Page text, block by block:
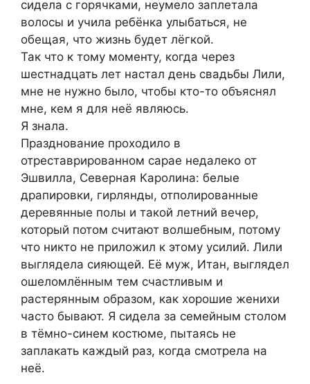
сидела с горячками, неумело заплетала
волосы и учила ребёнка улыбаться, не
обещая, что жизнь будет лёгкой.
Так что к тому моменту, когда через
шестнадцать лет настал день свадьбы Лили,
мне не нужно было, чтобы кто-то объяснял
мне, кем я для неё являюсь.
Я знала.
Празднование проходило в
отреставрированном сарае недалеко от
Эшвилла, Северная Каролина: белые
драпировки, гирлянды, отполированные
деревянные полы и такой летний вечер,
который потом считают волшебным, потому
что никто не приложил к этому усилий. Лили
выглядела сияющей. Её муж, Итан, выглядел
ошеломлённым тем счастливым и
растерянным образом, как хорошие женихи
часто бывают. Я сидела за семейным столом
в тёмно-синем костюме, пытаясь не
заплакать каждый раз, когда смотрела на
неё.